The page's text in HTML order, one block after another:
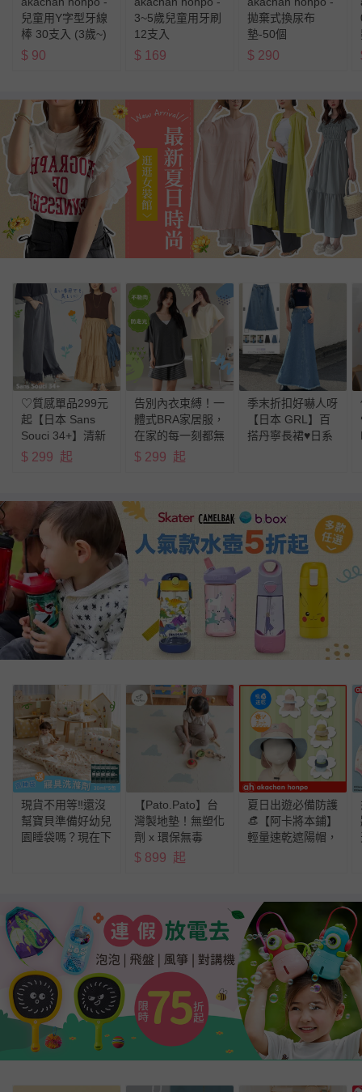
兒童用Y字型牙線
棒 30支入 (3歲~)
$ 90
3~5歲兒童用牙刷
12支入
$ 169
拋棄式換尿布
墊-50個
$ 290
♡質感單品299元
起【日本 Sans
Souci 34+】清新
優雅女裝選物
$ 299 起
告別內衣束縛！一
體式BRA家居服，
在家的每一刻都無
拘無束！
$ 299 起
季末折扣好嚇人呀
【日本 GRL】百
搭丹寧長裙♥︎日系
現貨不用等‼️還沒
幫寶貝準備好幼兒
園睡袋嗎？現在下
【Pato.Pato】台
灣製地墊！無塑化
劑 x 環保無毒
$ 899 起
夏日出遊必備防護
👒【阿卡將本鋪】
輕量速乾遮陽帽，